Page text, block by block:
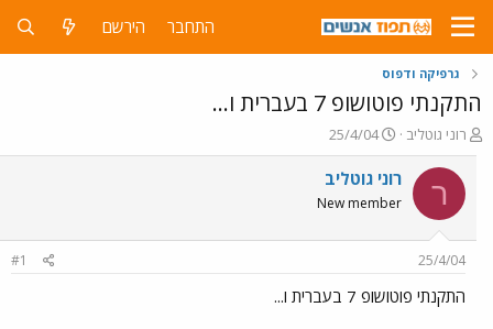
התחבר הירשם
גרפיקה ודפוס
התקנתי פוטושופ 7 בעברית ו...
פ
ו
ת
ח
ה
ש
א
רוני גוטליב
פ
ו
ר
ם
ר
25/4/04
ר רוני גוטליב
New member
25/4/04
#1
התקנתי פוטושופ 7 בעברית ו...